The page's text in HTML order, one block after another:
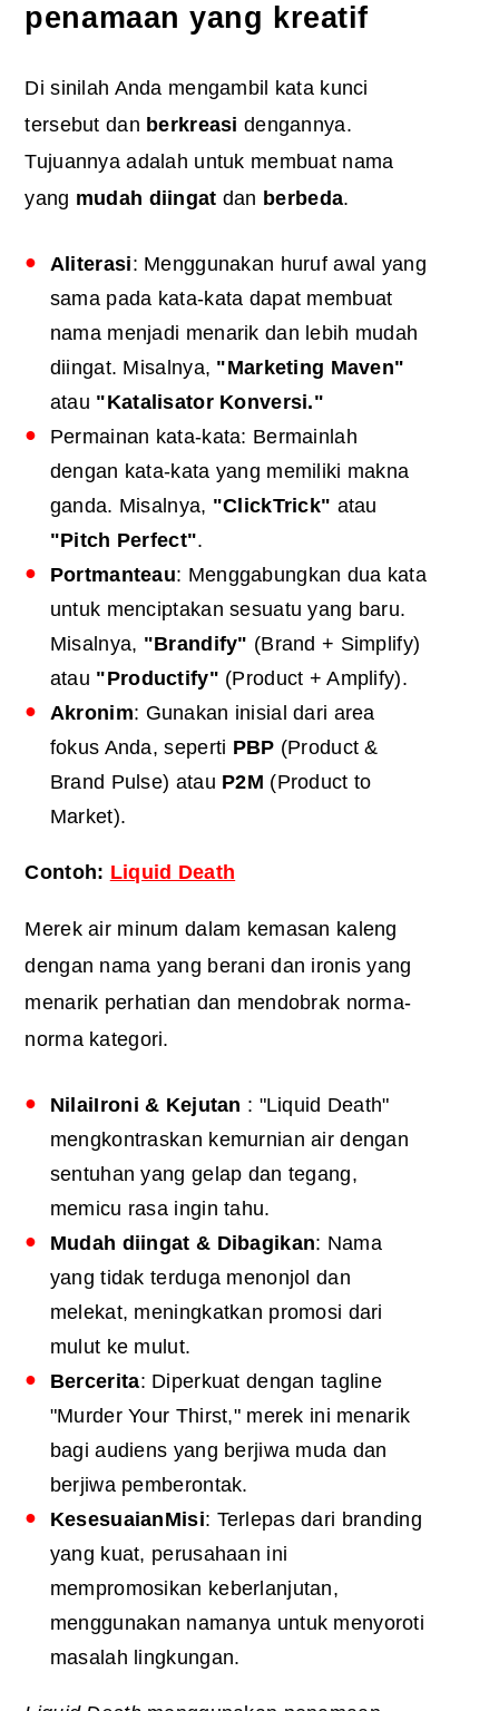
penamaan yang kreatif
Di sinilah Anda mengambil kata kunci
tersebut dan berkreasi dengannya.
Tujuannya adalah untuk membuat nama
yang mudah diingat dan berbeda.
Aliterasi: Menggunakan huruf awal yang
sama pada kata-kata dapat membuat
nama menjadi menarik dan lebih mudah
diingat. Misalnya, "Marketing Maven"
atau "Katalisator Konversi."
Permainan kata-kata: Bermainlah
dengan kata-kata yang memiliki makna
ganda. Misalnya, "ClickTrick" atau
"Pitch Perfect".
Portmanteau: Menggabungkan dua kata
untuk menciptakan sesuatu yang baru.
Misalnya, "Brandify" (Brand + Simplify)
atau "Productify" (Product + Amplify).
Akronim: Gunakan inisial dari area
fokus Anda, seperti PBP (Product &
Brand Pulse) atau P2M (Product to
Market).
Contoh: Liquid Death
Merek air minum dalam kemasan kaleng
dengan nama yang berani dan ironis yang
menarik perhatian dan mendobrak norma-
norma kategori.
NilaiIroni & Kejutan : "Liquid Death"
mengkontraskan kemurnian air dengan
sentuhan yang gelap dan tegang,
memicu rasa ingin tahu.
Mudah diingat & Dibagikan: Nama
yang tidak terduga menonjol dan
melekat, meningkatkan promosi dari
mulut ke mulut.
Bercerita: Diperkuat dengan tagline
"Murder Your Thirst," merek ini menarik
bagi audiens yang berjiwa muda dan
berjiwa pemberontak.
KesesuaianMisi: Terlepas dari branding
yang kuat, perusahaan ini
mempromosikan keberlanjutan,
menggunakan namanya untuk menyoroti
masalah lingkungan.